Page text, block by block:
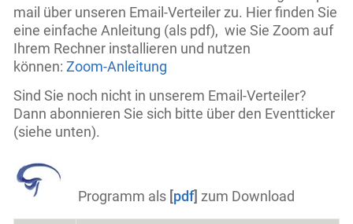
mail über unseren Email-Verteiler zu. Hier finden Sie
eine einfache Anleitung (als pdf), wie Sie Zoom auf
Ihrem Rechner installieren und nutzen
können: Zoom-Anleitung
Sind Sie noch nicht in unserem Email-Verteiler?
Dann abonnieren Sie sich bitte über den Eventticker
(siehe unten).
Programm als [pdf] zum Download